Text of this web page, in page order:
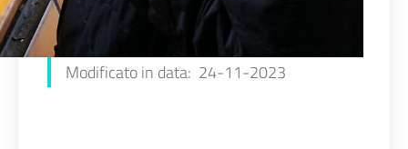
Modificato in data: 24-11-2023